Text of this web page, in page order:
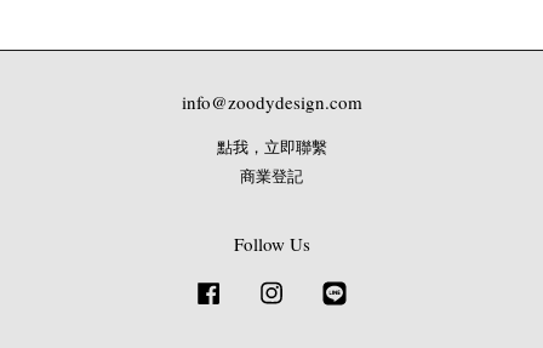
info@zoodydesign.com
點我，立即聯繫
商業登記
Follow Us
Facebook Instagram